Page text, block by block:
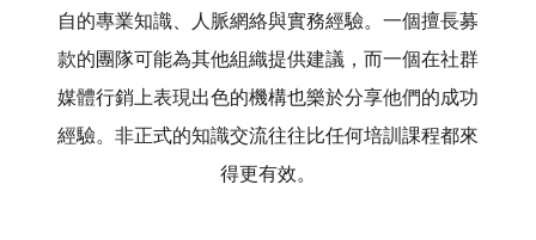
自的專業知識、人脈網絡與實務經驗。一個擅長募
款的團隊可能為其他組織提供建議，而一個在社群
媒體行銷上表現出色的機構也樂於分享他們的成功
經驗。非正式的知識交流往往比任何培訓課程都來
得更有效。